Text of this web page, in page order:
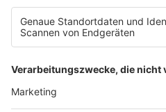
Daniel Friesenecker baut
eigenes Medium. Podcast,
LinkedIn: